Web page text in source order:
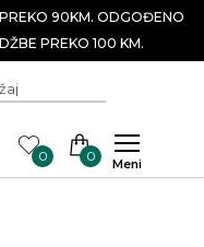
90KM. ODGOĐENO
PREKO 100 KM.
0 0 Meni